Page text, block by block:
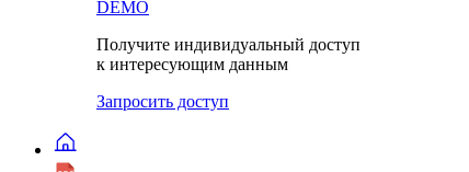
Оцените структуру и качество данных
в публичном демо-доступе
DEMO
Получите индивидуальный доступ